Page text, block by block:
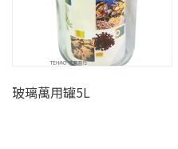
玻璃萬用罐5L